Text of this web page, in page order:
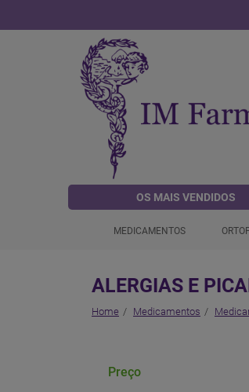
OS MAIS VENDIDOS
MEDICAMENTOS
ALERGIAS E
Home Medicamentos
Preço